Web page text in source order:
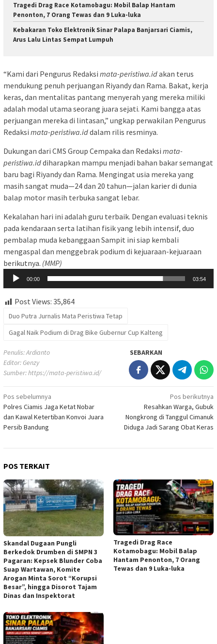
Tragedi Drag Race Kotamobagu: Mobil Balap Hantam
Penonton, 7 Orang Tewas dan 9 Luka-luka
Kebakaran Toko Elektronik Sinar Palapa Banjarsari Ciamis,
Arus Lalu Lintas Sempat Lumpuh
“Kami dari Pengurus Redaksi mata-peristiwa.idakan terus
mendukung penuh perjuangan Riyandy dan Rama. Bakat, kerja
keras, dan mentalitas pantang menyerah yang mereka miliki
adalah modal utama seorang juara sejati. Kami bangga atas
perjuangan mereka di lintasan,” ungkap perwakilan Pengurus
Redaksi mata-peristiwa.iddalam rilis resminya.
Dukungan dari CMS Group Cempaka dan Redaksi mata-
peristiwa.iddiharapkan mampu menjadi bahan bakar semangat
baru bagi Riyandy dan Rama. Mengingat usia mereka yang
masih sangat muda—24 dan 20 tahun—jalan karier di dunia
balap motor masih terbuka sangat lebar.
Kekalahan hari ini adalah guru terbaik. Dengan evaluasi teknis
pada kendaraan serta latihan fisik yang lebih intensif, duo
pembalap muda kebanggaan Sampit ini siap kembali
mengaspal dan menggebrak podium di kejuaraan-kejuaraan
berikutnya. (MMP)
Audio
00:00 03:54
Post Views: 35,864
Duo Putra Jurnalis Mata Peristiwa Tetap
Gagal Naik Podium di Drag Bike Gubernur Cup Kalteng
Penulis: Ardianto
Editor: Genzy
Sumber:https://mata-peristiwa.id/
SEBARKAN
Navigasi
pos
Pos sebelumnya
Polres Ciamis Jaga Ketat Nobar
dan Kawal Ketertiban Konvoi Juara
Persib Bandung
Pos berikutnya
Resahkan Warga, Gubuk
Nongkrong di Tanggul Cimanuk
Diduga Jadi Sarang Obat Keras
POS TERKAIT
Skandal Dugaan Pungli
Berkedok Drumben di SMPN 3
Pagaran: Kepsek Blunder Coba
Suap Wartawan, Komite
Arogan Minta Sorot “Korupsi
Besar”, hingga Disorot Tajam
Dinas dan Inspektorat
Tragedi Drag Race
Kotamobagu: Mobil Balap
Hantam Penonton, 7 Orang
Tewas dan 9 Luka-luka